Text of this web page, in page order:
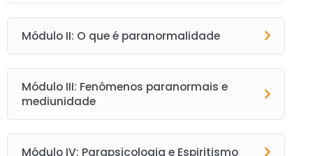
Módulo II: O que é paranormalidade
Módulo III: Fenômenos paranormais e
mediunidade
Módulo IV: Parapsicologia e Espiritismo